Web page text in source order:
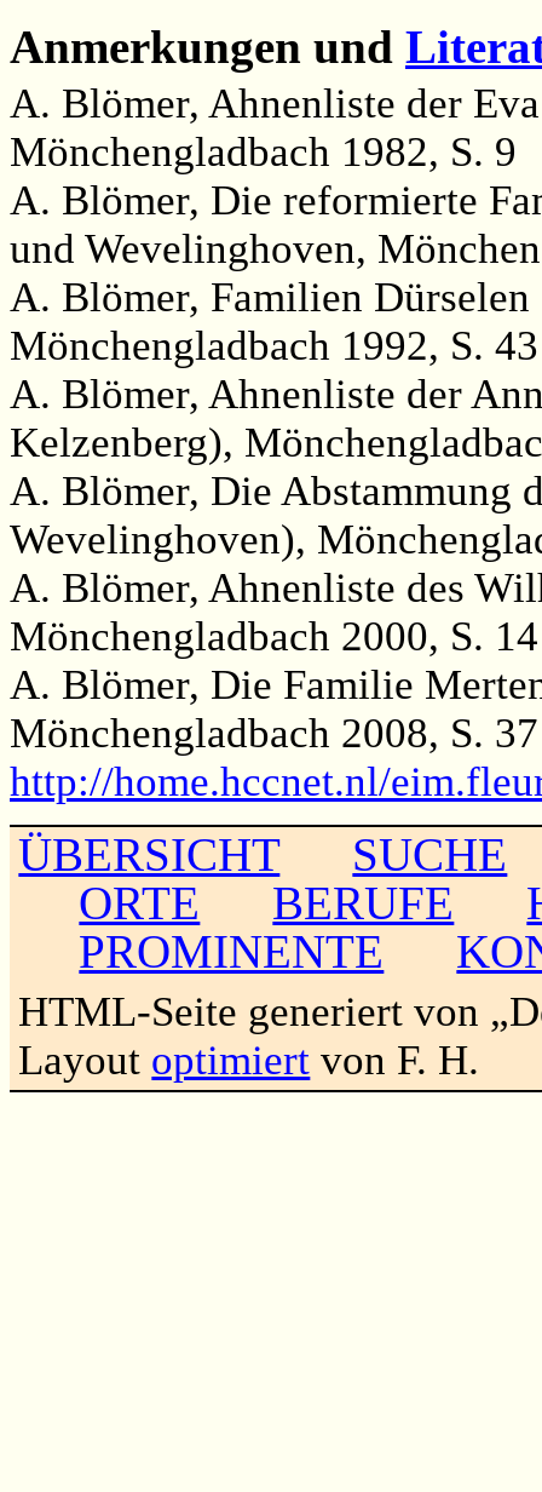
Anmerkungen und
A. Blömer, Ahnenliste der
Mönchengladbach 1982, S. 9
A. Blömer, Die reformierte
und Wevelinghoven,
A. Blömer, Familien
Mönchengladbach 1992, S. 43
A. Blömer, Ahnenliste der
Kelzenberg),
A. Blömer, Die Abstammung
Wevelinghoven),
A. Blömer, Ahnenliste des
Mönchengladbach 2000, S. 14
A. Blömer, Die Familie
Mönchengladbach 2008, S. 37
http://home.hccnet.nl/
ÜBERSICHT
SUCHE
ORTE
BERUFE
PROMINENTE
HTML-Seite generiert von
Layout optimiert von F. H.